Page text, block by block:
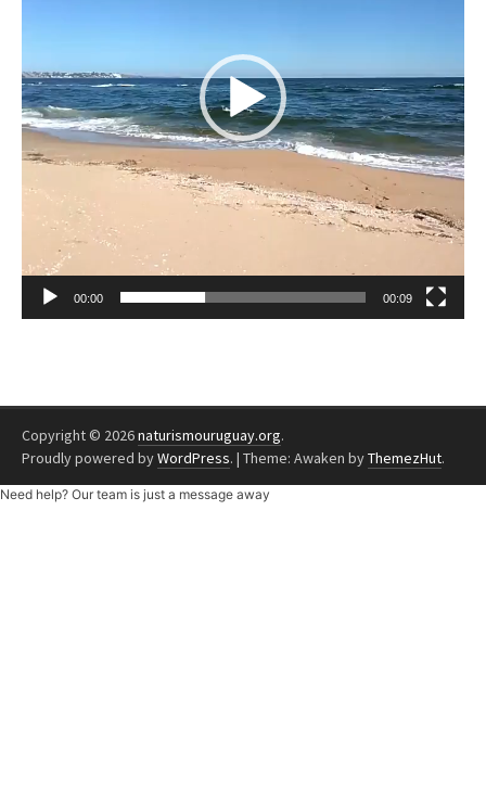
00:00 00:09
Copyright © 2026naturismouruguay.org.
Proudly powered byWordPress. | Theme: Awaken byThemezHut.
Need help? Our team is just a message away